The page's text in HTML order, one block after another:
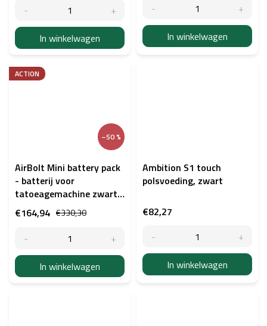
In winkelwagen In winkelwagen
ACTION
–50 %
AirBolt Mini battery pack
- batterij voor
tatoeagemachine zwart
(uitgepakt)€330,30
€164,94
In winkelwagen
Ambition S1 touch
polsvoeding, zwart
€82,27
In winkelwagen